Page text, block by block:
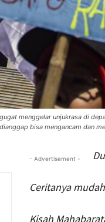
menggelar unjukrasa di
bisa mengancam dan
- Advertisement -
Ceritanya
Kisah